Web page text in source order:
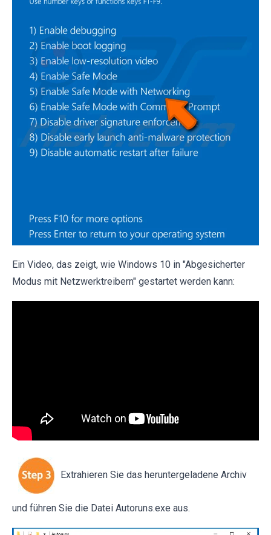
Ein Video, das zeigt, wie Windows 10 in "Abgesicherter
Modus mit Netzwerktreibern" gestartet werden kann:
Extrahieren Sie das heruntergeladene Archiv
und führen Sie die Datei Autoruns.exe aus.